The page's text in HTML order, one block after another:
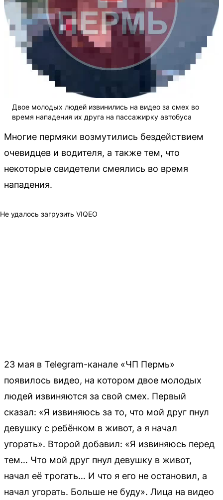
Двое молодых людей извинились на видео за смех во
время нападения их друга на пассажирку автобуса
Многие пермяки возмутились бездействием
очевидцев и водителя, а также тем, что
некоторые свидетели смеялись во время
нападения.
Не удалось загрузить VIQEO
23 мая в Telegram-канале «ЧП Пермь»
появилось видео, на котором двое молодых
людей извиняются за свой смех. Первый
сказал: «Я извиняюсь за то, что мой друг пнул
девушку с ребёнком в живот, а я начал
угорать». Второй добавил: «Я извиняюсь перед
тем… Что мой друг пнул девушку в живот,
начал её трогать… И что я его не остановил, а
начал угорать. Больше не буду». Лица на видео